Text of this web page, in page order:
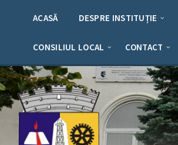
ACASĂ DESPRE INSTITUȚIE
CONSILIUL LOCAL CONTACT